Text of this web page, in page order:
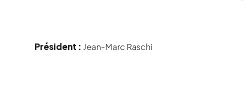
Président : Jean-Marc Raschi